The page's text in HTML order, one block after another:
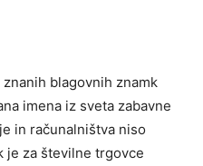
blagovnih znamk
imena iz sveta zabavne
in računalništva niso
je za številne trgovce